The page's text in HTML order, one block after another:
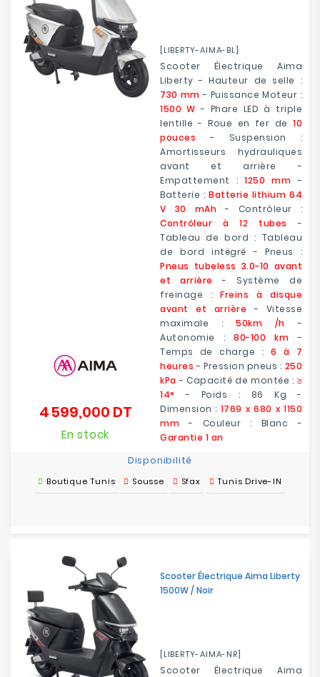
[LIBERTY-AIMA-BL]
Scooter Électrique Aima
Liberty - Hauteur de selle :
730 mm - Puissance Moteur :
1500 W - Phare LED à triple
lentille - Roue en fer de 10
pouces - Suspension :
Amortisseurs hydrauliques
avant et arrière -
Empattement :1250 mm -
Batterie : Batterie lithium 64
V 30 mAh - Contrôleur :
Contrôleur à 12 tubes -
Tableau de bord : Tableau
de bord intégré - Pneus :
Pneus tubeless 3.0-10 avant
et arrière
- Système de
freinage : Freins à disque
avant et arrière - Vitesse
maximale : 50km /h -
Autonomie :80-100 km -
Temps de charge : 6 à 7
heures - Pression pneus : 250
kPa - Capacité de montée : ≥
14° - Poids : 86 Kg -
Dimension : 1769 x 680 x 1150
mm - Couleur : Blanc -
Garantie 1 an
4 599,000 DTPrix
En stock
Disponibilité
Boutique Tunis Sousse Sfax Tunis Drive-IN
Scooter Électrique Aima Liberty
1500W / Noir
[LIBERTY-AIMA-NR]
Scooter Électrique Aima